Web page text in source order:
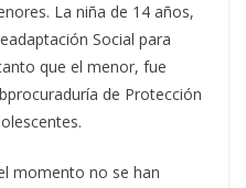
La niña de 14 años,
Social para
que el menor, fue
de Protección
momento no se han